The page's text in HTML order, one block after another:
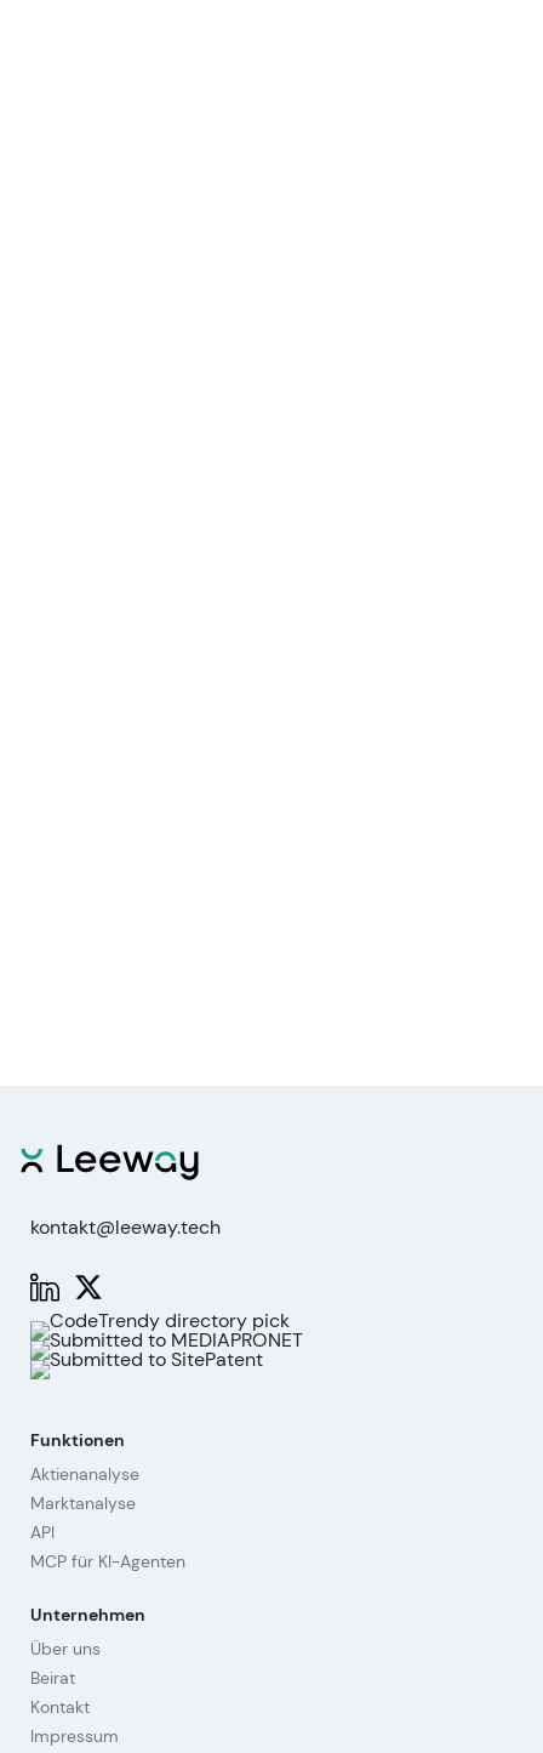
kontakt@leeway.tech
Funktionen
Aktienanalyse
Marktanalyse
API
MCP für KI-Agenten
Unternehmen
Über uns
Beirat
Kontakt
Impressum